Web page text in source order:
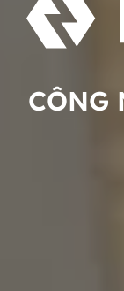
CÔNG